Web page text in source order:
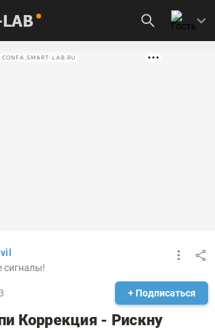
LAB.RU
сигналы!
+ Подписаться
Коррекция - Рискну